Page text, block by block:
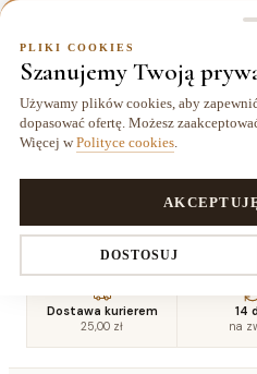
ROZMIAR: 80x150 cm
80x150 cm
115,70 zł
120x170 cm
193,70 zł
180x270
200x290
cm
Dostawa kurierem
25,00 zł
14
na
PLIKI COOKIES
Szanujemy Twoją
Używamy plików cookies, aby
dopasować ofertę. Możesz
Więcej w Polityce cookies
DOSTOSUJ
Ustawienia
Decydujesz, które dane zbieramy.